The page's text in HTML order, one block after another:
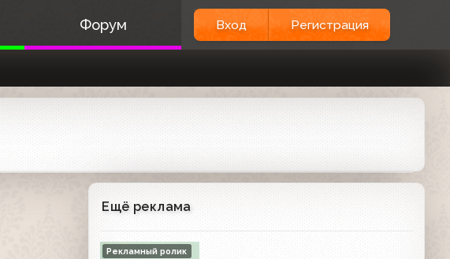
Форум Вход Регистрация
Ещё реклама
Рекламный ролик